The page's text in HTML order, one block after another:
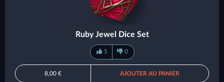
Ruby Jewel Dice Set
5 0
8,00 € AJOUTER AU PANIER